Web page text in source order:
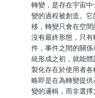
轉變，是存在宇宙
變的過程被創造。
移，轉變只會在空
沒有最終形態，只
件，事件之間的關
統形成之初，就能
製化存在於使用者
略即是在為轉變提
變的邏輯，而非選擇